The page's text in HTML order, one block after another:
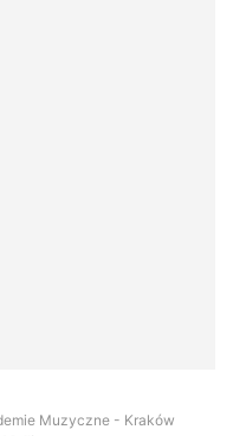
Muzyczne - Kraków